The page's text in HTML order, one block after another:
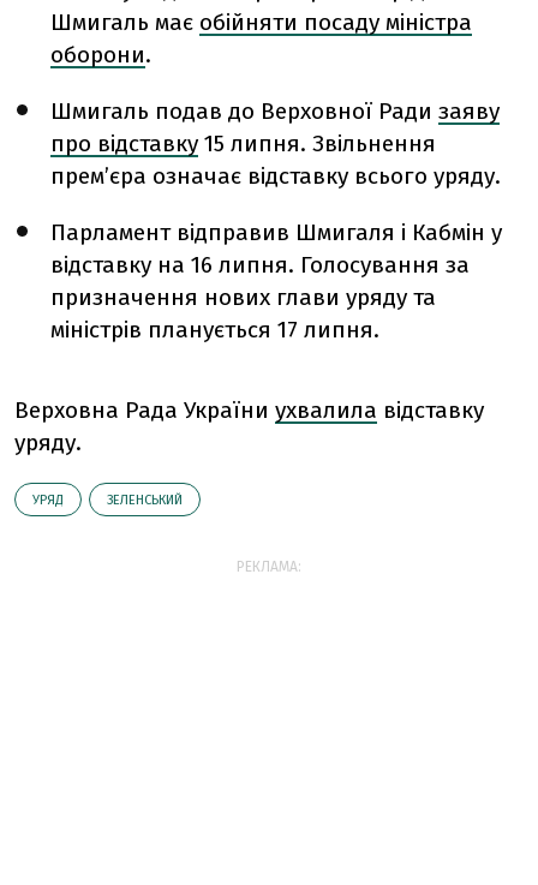
Шмигаль має обійняти посаду міністра
оборони.
Шмигаль подав до Верховної Ради заяву
про відставку 15 липня. Звільнення
премʼєра означає відставку всього уряду.
Парламент відправив Шмигаля і Кабмін у
відставку на 16 липня. Голосування за
призначення нових глави уряду та
міністрів планується 17 липня.
Верховна Рада України ухвалила відставку
уряду.
УРЯД ЗЕЛЕНСЬКИЙ
РЕКЛАМА: